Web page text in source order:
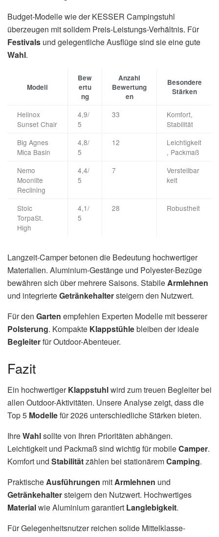
Budget-Modelle wie der KESSER Campingstuhl
überzeugen mit solidem Preis-Leistungs-Verhältnis. Für
Festivals und gelegentliche Ausflüge sind sie eine gute
Wahl.
Modell
Bew
ertu
ng
Anzahl
Bewertung
en
Besondere
Stärken
Helinox
Sunset Chair
4,9/
5
33
Komfort,
Stabilität
Big Agnes
Mica Basin
4,8/
5
12
Leichtigkeit
, Packmaß
Nemo
Moonlite
Reclining
4,4/
5
7
Verstellbar
keit
Stoic
TorpaSt.
High
4,1/
5
28 Robustheit
Langzeit-Camper betonen die Bedeutung hochwertiger
Materialien. Aluminium-Gestänge und Polyester-Bezüge
bewähren sich über mehrere Saisons. StabileArmlehnen
und integrierteGetränkehaltersteigern den Nutzwert.
Für den Garten empfehlen Experten Modelle mit besserer
Polsterung. Kompakte Klappstühlebleiben der ideale
Begleiterfür Outdoor-Abenteuer.
Fazit
Ein hochwertigerKlappstuhlwird zum treuen Begleiter bei
allen Outdoor-Aktivitäten. Unsere Analyse zeigt, dass die
Top 5 Modellefür 2026 unterschiedliche Stärken bieten.
IhreWahlsollte von Ihren Prioritäten abhängen.
Leichtigkeit und Packmaß sind wichtig für mobileCamper.
Komfort und Stabilitätzählen bei stationäremCamping.
PraktischeAusführungen mitArmlehnen und
Getränkehaltersteigern den Nutzwert. Hochwertiges
Materialwie Aluminium garantiert Langlebigkeit.
Für Gelegenheitsnutzer reichen solide Mittelklasse-